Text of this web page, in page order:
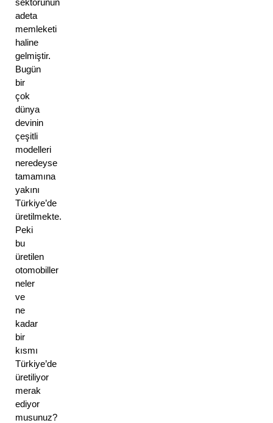
sektörünün
adeta
memleketi
haline
gelmiştir.
Bugün
bir
çok
dünya
devinin
çeşitli
modelleri
neredeyse
tamamına
yakını
Türkiye’de
üretilmekte.
Peki
bu
üretilen
otomobiller
neler
ve
ne
kadar
bir
kısmı
Türkiye’de
üretiliyor
merak
ediyor
musunuz?